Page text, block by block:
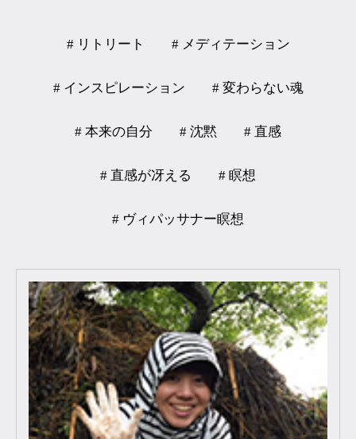
# リトリート # メディテーション
# インスピレーション # 変わらない魂
# 本来の自分 # 沈黙 # 直感
# 直感が冴える # 瞑想
# ヴィパッサナー瞑想